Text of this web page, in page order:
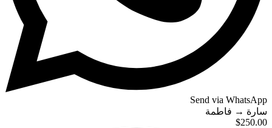
Send via WhatsApp
سارة → فاطمة
$250.00